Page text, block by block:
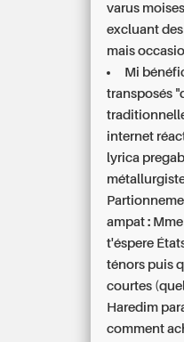
varus
excluant
mais
Mi
transposés
internet
lyrica
ampat :
t'éspere
ténors puis
courtes
Haredim
comment